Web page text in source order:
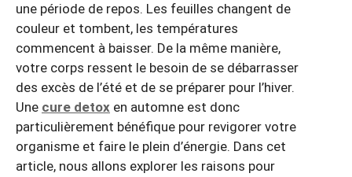
une période de repos. Les feuilles changent de
couleur et tombent, les températures
commencent à baisser. De la même manière,
votre corps ressent le besoin de se débarrasser
des excès de l’été et de se préparer pour l’hiver.
Une cure detox en automne est donc
particulièrement bénéfique pour revigorer votre
organisme et faire le plein d’énergie. Dans cet
article, nous allons explorer les raisons pour